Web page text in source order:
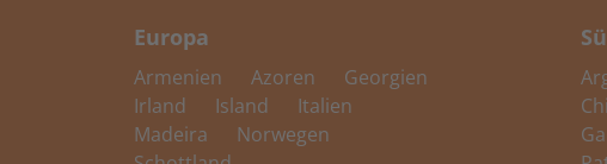
Europa
Armenien Azoren
Georgien
Irland
Island
Italien
Madeira
Norwegen